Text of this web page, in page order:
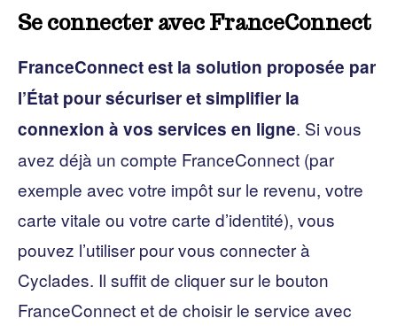
Se connecter avec FranceConnect
FranceConnect est la solution proposée par
l’État pour sécuriser et simplifier la
connexion à vos services en ligne. Si vous
avez déjà un compte FranceConnect (par
exemple avec votre impôt sur le revenu, votre
carte vitale ou votre carte d’identité), vous
pouvez l’utiliser pour vous connecter à
Cyclades. Il suffit de cliquer sur le bouton
FranceConnect et de choisir le service avec